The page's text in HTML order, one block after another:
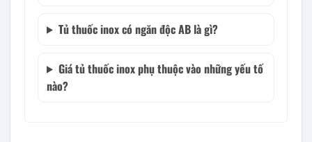
Tủ thuốc inox có ngăn độc AB là gì?
Giá tủ thuốc inox phụ thuộc vào những yếu tố
nào?